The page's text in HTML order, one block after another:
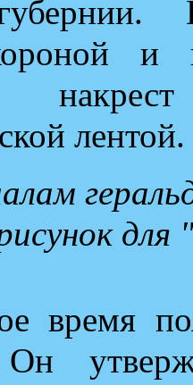
лентой.
для
время
Он